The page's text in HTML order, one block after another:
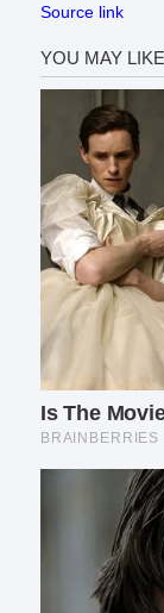
Source link